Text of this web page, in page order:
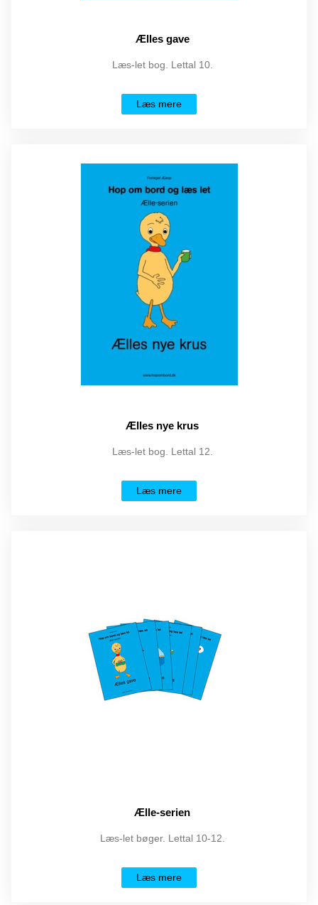
Ælles gave
Læs-let bog. Lettal 10.
Læs mere
Ælles nye krus
Læs-let bog. Lettal 12.
Læs mere
Ælle-serien
Læs-let bøger. Lettal 10-12.
Læs mere